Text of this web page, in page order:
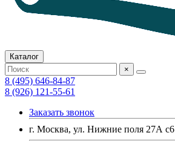
Каталог
×
8 (495) 646-84-87
8 (926) 121-55-61
Заказать звонок
г. Москва, ул. Нижние поля 27А с6